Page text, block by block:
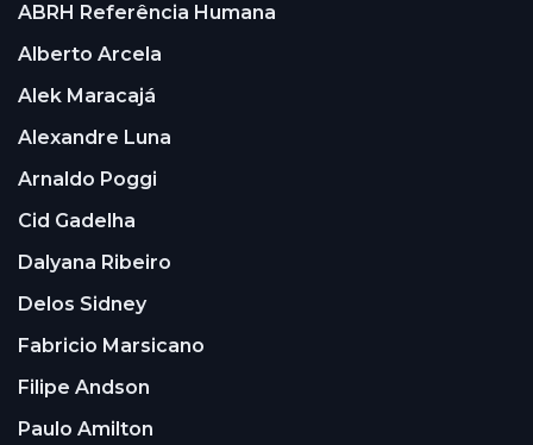
ABRH Referência Humana
Alberto Arcela
Alek Maracajá
Alexandre Luna
Arnaldo Poggi
Cid Gadelha
Dalyana Ribeiro
Delos Sidney
Fabricio Marsicano
Filipe Andson
Paulo Amilton